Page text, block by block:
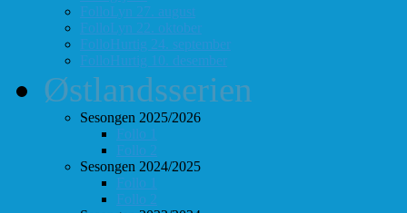
FolloLyn 27. august
FolloLyn 22. oktober
FolloHurtig 24. september
FolloHurtig 10. desember
Østlandsserien
Sesongen 2025/2026
Follo 1
Follo 2
Sesongen 2024/2025
Follo 1
Follo 2